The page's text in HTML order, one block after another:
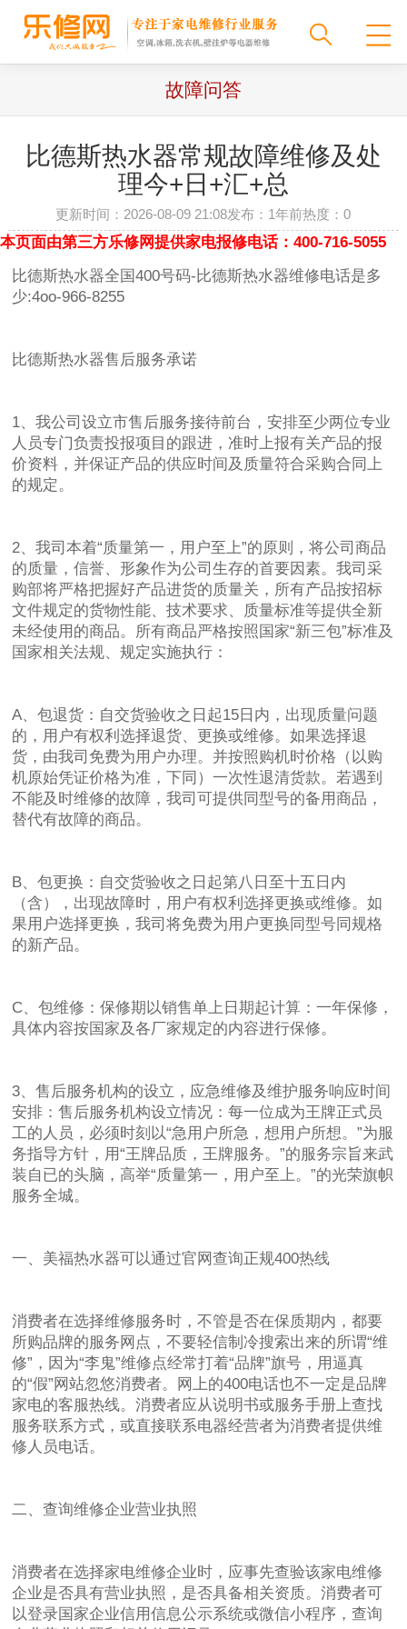
故障问答
比德斯热水器常规故障维修及处
理今+日+汇+总
更新时间：2026-08-09 21:08发布：1年前热度：0
本页面由第三方乐修网提供家电报修电话：400-716-5055
比德斯热水器全国400号码-比德斯热水器维修电话是多
少:4oo-966-8255
比德斯热水器售后服务承诺
1、我公司设立市售后服务接待前台，安排至少两位专业
人员专门负责投报项目的跟进，准时上报有关产品的报
价资料，并保证产品的供应时间及质量符合采购合同上
的规定。
2、我司本着“质量第一，用户至上”的原则，将公司商品
的质量，信誉、形象作为公司生存的首要因素。我司采
购部将严格把握好产品进货的质量关，所有产品按招标
文件规定的货物性能、技术要求、质量标准等提供全新
未经使用的商品。所有商品严格按照国家“新三包”标准及
国家相关法规、规定实施执行：
A、包退货：自交货验收之日起15日内，出现质量问题
的，用户有权利选择退货、更换或维修。如果选择退
货，由我司免费为用户办理。并按照购机时价格（以购
机原始凭证价格为准，下同）一次性退清货款。若遇到
不能及时维修的故障，我司可提供同型号的备用商品，
替代有故障的商品。
B、包更换：自交货验收之日起第八日至十五日内
（含），出现故障时，用户有权利选择更换或维修。如
果用户选择更换，我司将免费为用户更换同型号同规格
的新产品。
C、包维修：保修期以销售单上日期起计算：一年保修，
具体内容按国家及各厂家规定的内容进行保修。
3、售后服务机构的设立，应急维修及维护服务响应时间
安排：售后服务机构设立情况：每一位成为王牌正式员
工的人员，必须时刻以“急用户所急，想用户所想。”为服
务指导方针，用“王牌品质，王牌服务。”的服务宗旨来武
装自已的头脑，高举“质量第一，用户至上。”的光荣旗帜
服务全城。
一、美福热水器可以通过官网查询正规400热线
消费者在选择维修服务时，不管是否在保质期内，都要
所购品牌的服务网点，不要轻信制冷搜索出来的所谓“维
修”，因为“李鬼”维修点经常打着“品牌”旗号，用逼真
的“假”网站忽悠消费者。网上的400电话也不一定是品牌
家电的客服热线。消费者应从说明书或服务手册上查找
服务联系方式，或直接联系电器经营者为消费者提供维
修人员电话。
二、查询维修企业营业执照
消费者在选择家电维修企业时，应事先查验该家电维修
企业是否具有营业执照，是否具备相关资质。消费者可
以登录国家企业信用信息公示系统或微信小程序，查询